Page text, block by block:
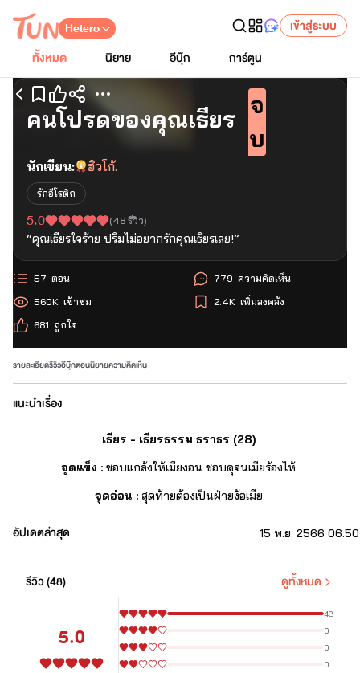
Hetero
เข้าสู่ระบบ
ทั้งหมด
นิยาย อีบุ๊ก การ์ตูน
เริ่มอ่านตอนแรก
คนโปรดของคุณเธียร
จ
บ
นักเขียน: ฮิวโก้.
รักอีโรติก
5.0 (48 รีวิว)
“คุณเธียรใจร้าย ปริมไม่อยากรักคุณเธียรเลย!”
ตอน
57
เข้าชม
560K
ถูกใจ
681
ความคิดเห็น
779
เพิ่มลงคลัง
2.4K
รายละเอียดรีวิวอีบุ๊กตอนนิยายความคิดเห็น
แนะนำเรื่อง
เธียร - เธียรธรรม ธราธร (28)
จุดแข็ง : ชอบแกล้งให้เมียงอน ชอบดุจนเมียร้องไห้
จุดอ่อน : สุดท้ายต้องเป็นฝ่ายง้อเมีย
ปริม- ปาลิดา สิริรัฐภาคย์ (22)
อัปเดตล่าสุด 15 พ.ย. 2566
รีวิว (48) ดูทั้งหมด
5.0
48
0
0
0